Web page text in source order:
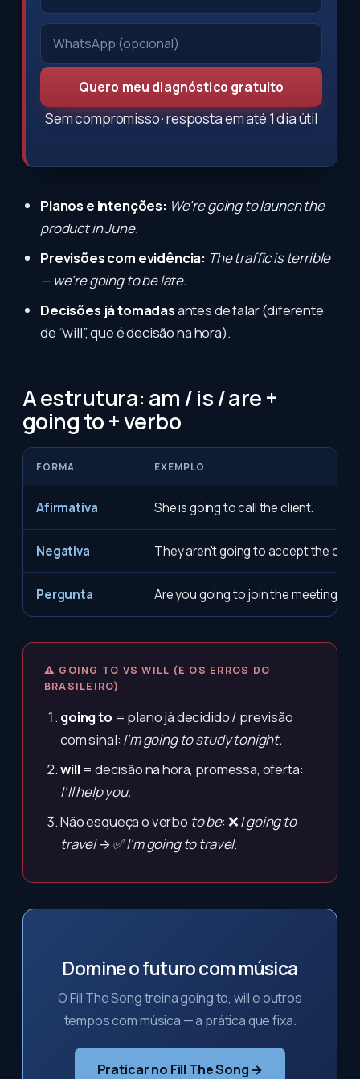
Quero meu diagnóstico gratuito
Sem compromisso · resposta em até 1 dia útil
Planos e intenções: We're going to launch the
product in June.
Previsões com evidência: The traffic is terrible
— we're going to be late.
Decisões já tomadasantes de falar (diferente
de “will”, que é decisão na hora).
A estrutura: am / is / are +
going to + verbo
FORMA EXEMPLO
Afirmativa She is going to call the client.
Negativa They aren't going to accept the
Pergunta Are you going to join the meeting?
⚠ GOING TO VS WILL (E OS ERROS DO
BRASILEIRO)
going to = plano já decidido / previsão
com sinal: I'm going to study tonight.
will= decisão na hora, promessa, oferta:
I'll help you.
Não esqueça o verbo to be: ❌I going to
travel→ ✅I'm going to travel.
Domine o futuro com música
O Fill The Song treina going to, will e outros
tempos com música — a prática que fixa.
Praticar no Fill The Song →